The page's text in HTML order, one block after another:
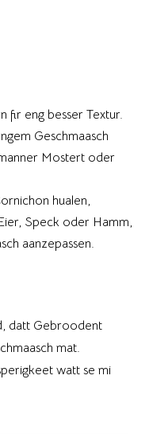
fir eng besser Textur.
Geschmaasch
Mostert oder
hualen,
Speck oder Hamm,
aanzepassen.
datt Gebroodent
mat.
watt se mi